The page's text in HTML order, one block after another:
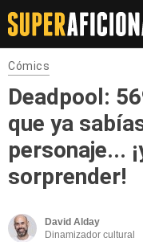
Cómics
Deadpool:
que ya
personaje...
sorprender!
David Alday
Dinamizador cultural